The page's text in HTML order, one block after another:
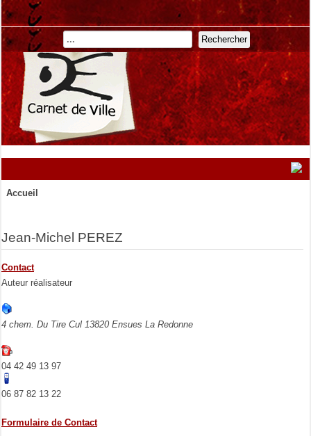
Rechercher
Accueil
Jean-Michel PEREZ
Contact
Auteur réalisateur
4 chem. Du Tire Cul 13820 Ensues La Redonne
04 42 49 13 97
06 87 82 13 22
Formulaire de Contact